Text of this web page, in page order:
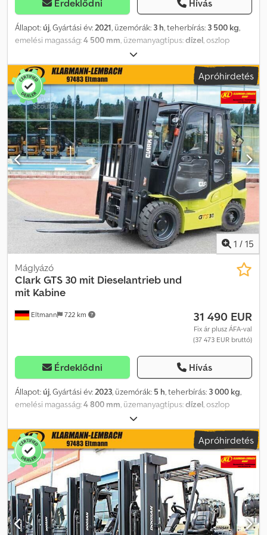
Érdeklődni Hívás
Állapot:új, Gyártási év:2021, üzemórák: 3 h, teherbírás: 3 500 kg,
emelési magasság:4 500 mm, üzemanyagtípus:dízel, oszlop
, építési magasság:2 300 mm
(54,38 LE), szín:piros, Felszereltség:fejvédő, fülke, oldaleltolás,
Felszereltség: Safety Plus csomag megerősített tetőszerkezet
Chjdpfxeki Dhro Aidea első és hátsó munkalámpák automatikus
rögzítőfék Komfortline S Teljesen zárt, kulccsal zárható fülke fűtés
kényelmi ülés oldaltámaszokkal emelőoszlop háromfokozatú
Wide-View Triplex emelőoszlop 4,5 méteres emelési magassággal
villák 2,4 m hosszú villák oldalmozgató Motor és hidraulika hosszú
élettartamú Mitsubishi gyártmányú motor, széleskörű alkatrész-
ellátással
Apróhirdetés
1 / 15
Eltmann 722 km
Máglyázó
ClarkGTS 30 mit Dieselantrieb und
mit Kabine
31 490 EUR
Fix ár plusz ÁFA-val
(37 473 EUR bruttó)
Érdeklődni Hívás
Állapot:új, Gyártási év:2023, üzemórák: 5 h, teherbírás: 3 000 kg,
emelési magasság:4 800 mm, üzemanyagtípus:dízel, oszlop
34 kW (46,23 LE)
Felszereltség:UVV biztonsági ellenőrzés, első védő, fülke,
kiegészítő fényszórók, oldaleltolás, raklapvillák
, 4 hengeres
HYUNDAI dízelmotor részecskeszűrővel Teherbírás: 3.000 kg
Maximális emelési magasság: 4.800 mm Sebesség: 20 km/h
Minimális munkamenet szélesség: 3.995 mm Motorteljesítmény:
34,2 kW / 47 LE Robusztus és megbízható, alacsony üzemeltetési
költségekkel A CLARK GTS20-33 sorozatot masszív felépítése és
kiváló minőségű alkatrészei teszik kiemelkedővé. A szériában
felszerelt olajfürdős, karbantartásmentes lamellás fékek és a
Apróhirdetés